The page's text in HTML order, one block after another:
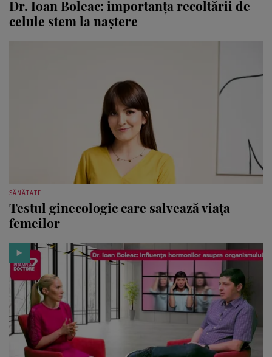
Dr. Ioan Boleac: importanța recoltării de
celule stem la naștere
SĂNĂTATE
Testul ginecologic care salvează viața
femeilor